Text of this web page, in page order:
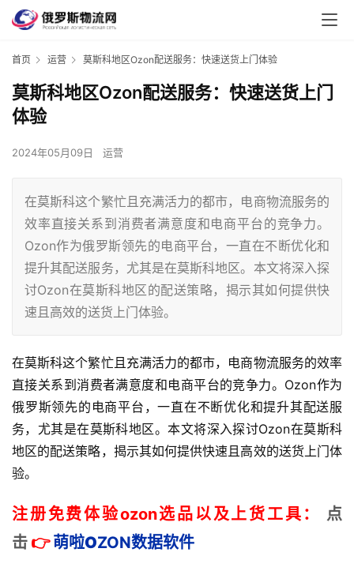
首页 运营 莫斯科地区Ozon配送服务：快速送货上门体验
莫斯科地区Ozon配送服务：快速送货上门
体验
2024年05月09日 运营
在莫斯科这个繁忙且充满活力的都市，电商物流服务的
效率直接关系到消费者满意度和电商平台的竞争力。
Ozon作为俄罗斯领先的电商平台，一直在不断优化和
提升其配送服务，尤其是在莫斯科地区。本文将深入探
讨Ozon在莫斯科地区的配送策略，揭示其如何提供快
速且高效的送货上门体验。
在莫斯科这个繁忙且充满活力的都市，电商物流服务的效率
直接关系到消费者满意度和电商平台的竞争力。Ozon作为
俄罗斯领先的电商平台，一直在不断优化和提升其配送服
务，尤其是在莫斯科地区。本文将深入探讨Ozon在莫斯科
地区的配送策略，揭示其如何提供快速且高效的送货上门体
验。
注册免费体验ozon选品以及上货工具：
点
击 👉 萌啦OZON数据软件